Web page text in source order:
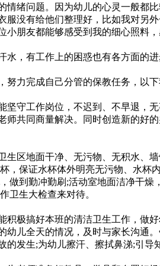
绪问题。因为幼儿的心灵一般都
没有给他们整理好，比如我对另
朋友都能够感受到我的细心照料，
，有工作上的困惑也有各方面的
力完成自己分管的保教任务，以下
守工作岗位，不迟到、不早退，
共同商量解决。同时创造新的好
区地面干净、无污物、无积水、
保证水杯体外明亮无污物、水杯
做到勤冲勤刷;活动室地面洁净干
卫生大检查来对待。
极搞好本班的清洁卫生工作，做
儿全天的情况，及时与家长沟通
发生;为幼儿擦汗、擦拭鼻涕;引导